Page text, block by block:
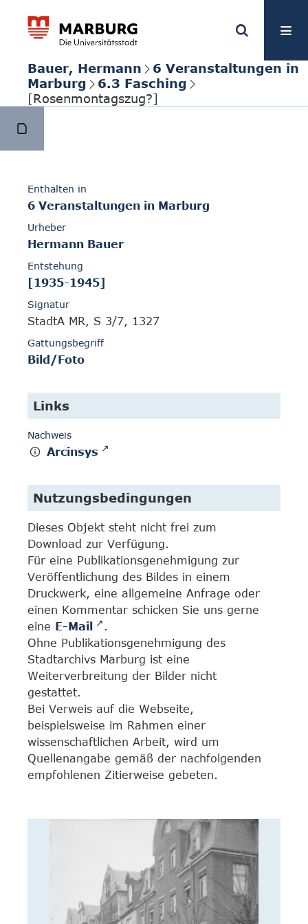
Bauer, Hermann
6 Veranstaltungen in
Marburg
6.3 Fasching
[Rosenmontagszug?]
Enthalten in
6 Veranstaltungen in Marburg
Urheber
Hermann Bauer
Entstehung
[1935-1945]
Signatur
StadtA MR, S 3/7, 1327
Gattungsbegriff
Bild/Foto
Links
Nachweis
Arcinsys
Nutzungsbedingungen
Dieses Objekt steht nicht frei zum
Download zur Verfügung.
Für eine Publikationsgenehmigung zur
Veröffentlichung des Bildes in einem
Druckwerk, eine allgemeine Anfrage oder
einen Kommentar schicken Sie uns gerne
eine E-Mail
.
Ohne Publikationsgenehmigung des
Stadtarchivs Marburg ist eine
Weiterverbreitung der Bilder nicht
gestattet.
Bei Verweis auf die Webseite,
beispielsweise im Rahmen einer
wissenschaftlichen Arbeit, wird um
Quellenangabe gemäß der nachfolgenden
empfohlenen Zitierweise gebeten.